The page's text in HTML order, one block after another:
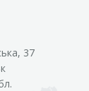
37